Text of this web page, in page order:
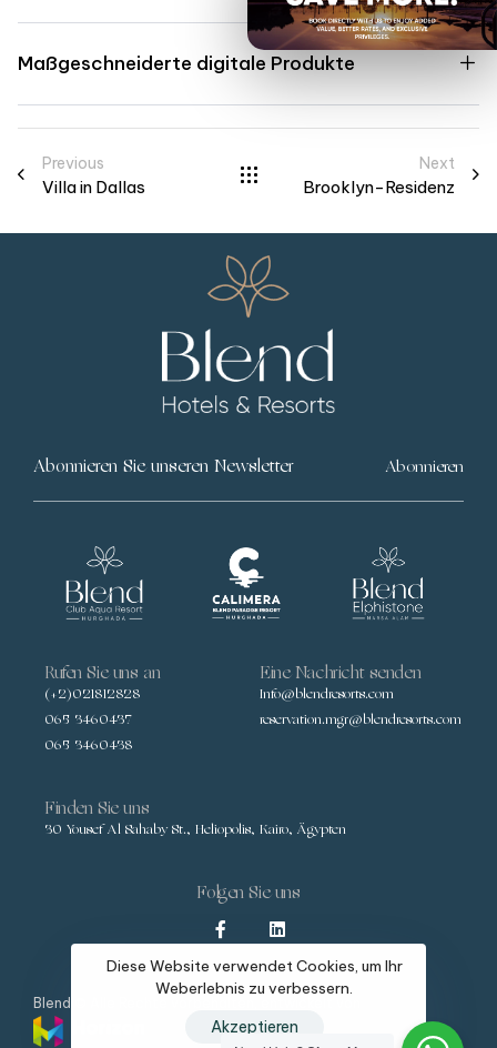
Maßgeschneiderte digitale Produkte
Previous
Villa in Dallas
Next
Brooklyn-Residenz
Abonnieren
Rufen Sie uns an
(+2)021812828
065 3460437
065 3460438
Eine Nachricht senden
Info@blendresorts.com
reservation.mgr@blendresorts.com
Finden Sie uns
30 Yousef Al Sahaby St., Heliopolis, Kairo, Ägypten
Folgen Sie uns
Blend © Alle Rechte vorbehalten, entwickelt von
Diese Website verwendet Cookies, um Ihr
Weberlebnis zu verbessern.
Akzeptieren